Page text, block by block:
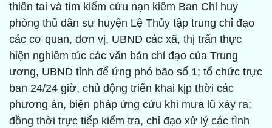
thiên tai và tìm kiếm cứu nạn kiêm Ban Chỉ huy
phòng thủ dân sự huyện Lệ Thủy tập trung chỉ đạo
các cơ quan, đơn vị, UBND các xã, thị trấn thực
hiện nghiêm túc các văn bản chỉ đạo của Trung
ương, UBND tỉnh để ứng phó bão số 1; tổ chức trực
ban 24/24 giờ, chủ động triển khai kịp thời các
phương án, biện pháp ứng cứu khi mưa lũ xảy ra;
đồng thời trực tiếp kiểm tra, chỉ đạo xử lý các tình